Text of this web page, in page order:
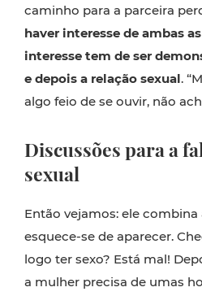
caminho para a parceira
haver interesse de ambas
interesse tem de ser
e depois a relação sexual.
algo feio de se ouvir, não
Discussões para a
sexual
Então vejamos: ele
esquece-se de aparecer.
logo ter sexo? Está mal!
a mulher precisa de umas